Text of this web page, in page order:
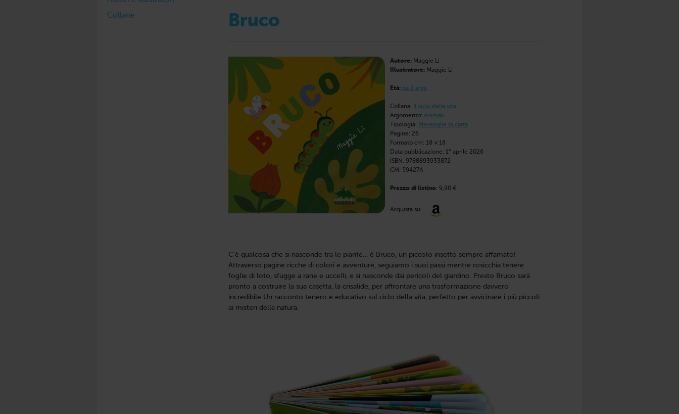
Collane
Bruco
Autore: Maggie Li
Illustratore: Maggie Li
Età: da 2 anni
Collana:
Il ciclo della vita
Argomento: Animali
Tipologia: Meraviglie di carta
Pagine: 26
Formato cm: 18 × 18
Data pubblicazione: 1° aprile 2026
ISBN: 9788893933872
CM: 59427A
Prezzo di listino: 9,90 €
Acquista su:
C’è qualcosa che si nasconde tra le piante… è Bruco, un piccolo insetto sempre affamato!
Attraverso pagine ricche di colori e avventure, seguiamo i suoi passi mentre rosicchia tenere
foglie di loto, sfugge a rane e uccelli, e si nasconde dai pericoli del giardino. Presto Bruco sarà
pronto a costruire la sua casetta, la crisalide, per affrontare una trasformazione davvero
incredibile Un racconto tenero e educativo sul ciclo della vita, perfetto per avvicinare i più piccoli
ai misteri della natura.